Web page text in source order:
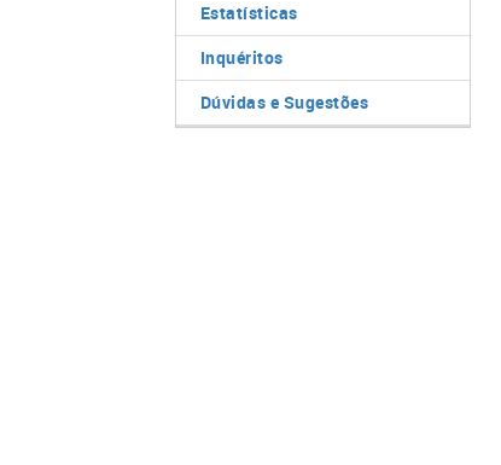
Estatísticas
Inquéritos
Dúvidas e Sugestões